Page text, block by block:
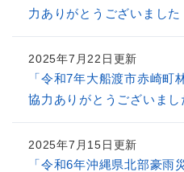
力ありがとうございました
2025年7月22日更新
「令和7年大船渡市赤崎町
協力ありがとうございまし
2025年7月15日更新
「令和6年沖縄県北部豪雨